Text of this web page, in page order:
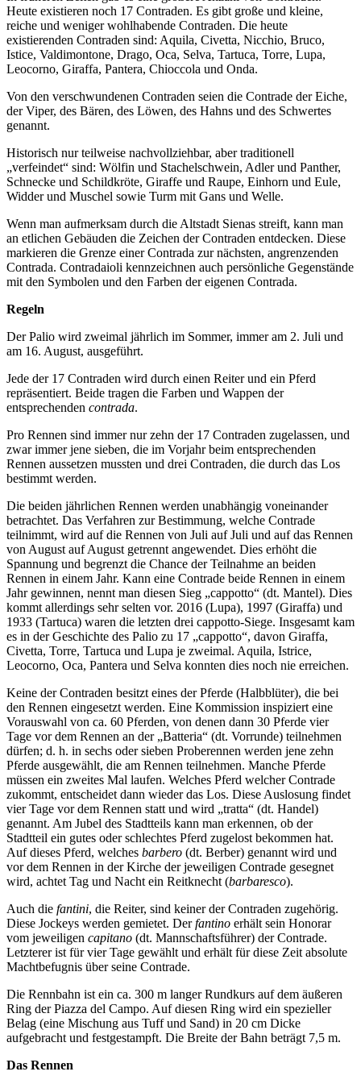
Heute existieren noch 17 Contraden. Es gibt große und kleine,
reiche und weniger wohlhabende Contraden. Die heute
existierenden Contraden sind: Aquila, Civetta, Nicchio, Bruco,
Istice, Valdimontone, Drago, Oca, Selva, Tartuca, Torre, Lupa,
Leocorno, Giraffa, Pantera, Chioccola und Onda.
Von den verschwundenen Contraden seien die Contrade der Eiche,
der Viper, des Bären, des Löwen, des Hahns und des Schwertes
genannt.
Historisch nur teilweise nachvollziehbar, aber traditionell
„verfeindet“ sind: Wölfin und Stachelschwein, Adler und Panther,
Schnecke und Schildkröte, Giraffe und Raupe, Einhorn und Eule,
Widder und Muschel sowie Turm mit Gans und Welle.
Wenn man aufmerksam durch die Altstadt Sienas streift, kann man
an etlichen Gebäuden die Zeichen der Contraden entdecken. Diese
markieren die Grenze einer Contrada zur nächsten, angrenzenden
Contrada. Contradaioli kennzeichnen auch persönliche Gegenstände
mit den Symbolen und den Farben der eigenen Contrada.
Regeln
Der Palio wird zweimal jährlich im Sommer, immer am 2. Juli und
am 16. August, ausgeführt.
Jede der 17 Contraden wird durch einen Reiter und ein Pferd
repräsentiert. Beide tragen die Farben und Wappen der
entsprechenden contrada.
Pro Rennen sind immer nur zehn der 17 Contraden zugelassen, und
zwar immer jene sieben, die im Vorjahr beim entsprechenden
Rennen aussetzen mussten und drei Contraden, die durch das Los
bestimmt werden.
Die beiden jährlichen Rennen werden unabhängig voneinander
betrachtet. Das Verfahren zur Bestimmung, welche Contrade
teilnimmt, wird auf die Rennen von Juli auf Juli und auf das Rennen
von August auf August getrennt angewendet. Dies erhöht die
Spannung und begrenzt die Chance der Teilnahme an beiden
Rennen in einem Jahr. Kann eine Contrade beide Rennen in einem
Jahr gewinnen, nennt man diesen Sieg „cappotto“ (dt. Mantel). Dies
kommt allerdings sehr selten vor. 2016 (Lupa), 1997 (Giraffa) und
1933 (Tartuca) waren die letzten drei cappotto-Siege. Insgesamt kam
es in der Geschichte des Palio zu 17 „cappotto“, davon Giraffa,
Civetta, Torre, Tartuca und Lupa je zweimal. Aquila, Istrice,
Leocorno, Oca, Pantera und Selva konnten dies noch nie erreichen.
Keine der Contraden besitzt eines der Pferde (Halbblüter), die bei
den Rennen eingesetzt werden. Eine Kommission inspiziert eine
Vorauswahl von ca. 60 Pferden, von denen dann 30 Pferde vier
Tage vor dem Rennen an der „Batteria“ (dt. Vorrunde) teilnehmen
dürfen; d. h. in sechs oder sieben Proberennen werden jene zehn
Pferde ausgewählt, die am Rennen teilnehmen. Manche Pferde
müssen ein zweites Mal laufen. Welches Pferd welcher Contrade
zukommt, entscheidet dann wieder das Los. Diese Auslosung findet
vier Tage vor dem Rennen statt und wird „tratta“ (dt. Handel)
genannt. Am Jubel des Stadtteils kann man erkennen, ob der
Stadtteil ein gutes oder schlechtes Pferd zugelost bekommen hat.
Auf dieses Pferd, welches barbero (dt. Berber) genannt wird und
vor dem Rennen in der Kirche der jeweiligen Contrade gesegnet
wird, achtet Tag und Nacht ein Reitknecht (barbaresco).
Auch die fantini, die Reiter, sind keiner der Contraden zugehörig.
Diese Jockeys werden gemietet. Derfantino erhält sein Honorar
vom jeweiligen capitano (dt. Mannschaftsführer) der Contrade.
Letzterer ist für vier Tage gewählt und erhält für diese Zeit absolute
Machtbefugnis über seine Contrade.
Die Rennbahn ist ein ca. 300 m langer Rundkurs auf dem äußeren
Ring der Piazza del Campo. Auf diesen Ring wird ein spezieller
Belag (eine Mischung aus Tuff und Sand) in 20 cm Dicke
aufgebracht und festgestampft. Die Breite der Bahn beträgt 7,5 m.
Das Rennen